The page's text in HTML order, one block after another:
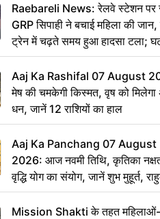
Raebareli News: रेलवे स्टेशन पर
GRP सिपाही ने बचाई महिला की
ट्रेन में चढ़ते समय हुआ हादसा टला;
CCTV में कैद
Aaj Ka Rashifal 07 August
मेष की चमकेगी किस्मत, वृष को
धन, जानें 12 राशियों का हाल
Aaj Ka Panchang 07 August
2026: आज नवमी तिथि, कृतिका
वृद्धि योग का संयोग, जानें शुभ मुहूर्त,
का सही समय
Mission Shakti के तहत महिलाओं-